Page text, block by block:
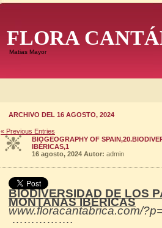
FLORA
Matias Mayor
ARCHIVO DEL 16 AGOSTO, 2024
« Previous Entries
BIOGEOGRAPHY OF
IBÉRICAS,1
16 agosto, 2024 Autor: admin
BIODIVERSIDAD DE LOS
MONTAÑAS IBÉRICAS
www.floracantabrica.com/
…………….